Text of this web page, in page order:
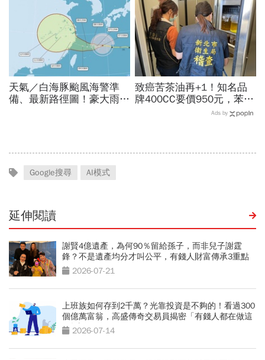
天氣／白海豚颱風海警準
備、最新路徑圖！豪大雨紫
致癌苦茶油再+1！知名品
牌400CC要價950元，苯駢
芘卻超標3倍…賣出131瓶
Ads by
Google搜尋 AI模式
延伸閱讀
謝賢4億遺產，為何90％留給孫子，而非兒子謝霆
鋒？不是遺產均分才叫公平，有錢人財富傳承3重點
2026-07-21
上班族如何存到2千萬？光靠投資是不夠的！看過300
個億萬富翁，高盛傳奇交易員揭密「有錢人都在做這
2件事」
2026-07-14